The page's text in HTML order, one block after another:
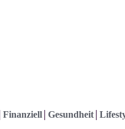
Finanziell Gesundheit